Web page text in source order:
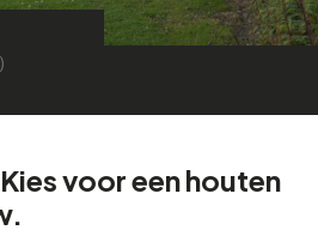
voor een houten